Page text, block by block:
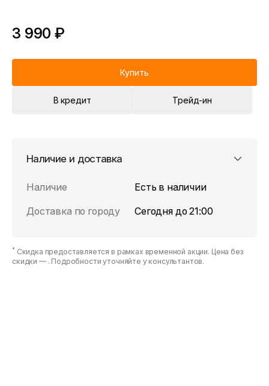
3 990 ₽
Купить
В кредит Трейд-ин
Наличие и доставка
Наличие
Есть в наличии
Доставка по городу
Сегодня до 21:00
* Скидка предоставляется в рамках временной акции. Цена без
скидки — . Подробности уточняйте у консультантов.